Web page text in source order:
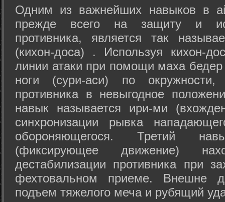
Одним из важнейших навыков в
прежде всего на защиту и
противника, является так
(кихон-доса) . Используя кихон-
линии атаки при помощи маха
ноги (сури-аси) по
противника в невыгодное
навык называется ири-ми
синхронизации рывка
обороняющегося. Третий
(фиксирующее движение)
дестабилизации противника при
фехтовальном приеме. Внешне
подъем тяжелого меча и рубящий